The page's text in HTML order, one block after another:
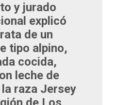
y jurado
explicó
de un
tipo alpino,
cocida,
leche de
raza Jersey